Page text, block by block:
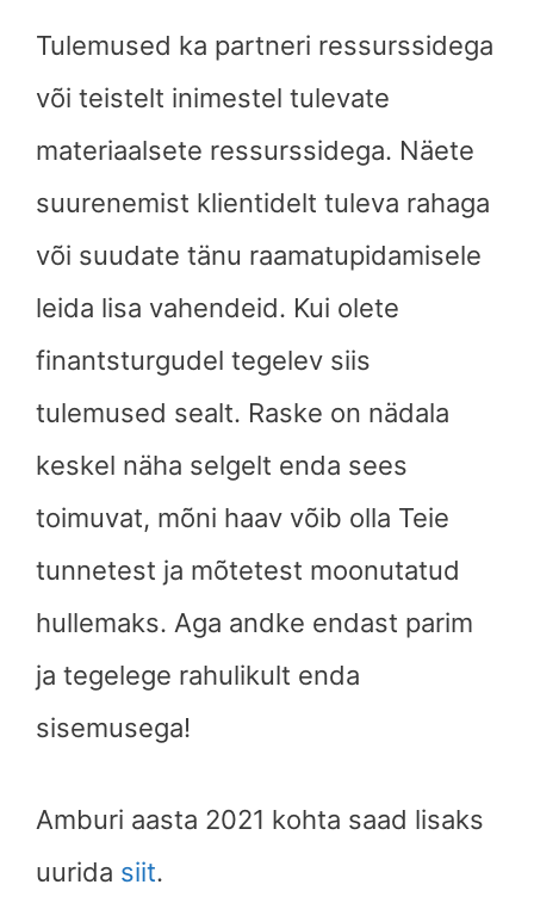
Tulemused ka partneri ressurssidega
või teistelt inimestel tulevate
materiaalsete ressurssidega. Näete
suurenemist klientidelt tuleva rahaga
või suudate tänu raamatupidamisele
leida lisa vahendeid. Kui olete
finantsturgudel tegelev siis
tulemused sealt. Raske on nädala
keskel näha selgelt enda sees
toimuvat, mõni haav võib olla Teie
tunnetest ja mõtetest moonutatud
hullemaks. Aga andke endast parim
ja tegelege rahulikult enda
sisemusega!
Amburi aasta 2021 kohta saad lisaks
uurida siit.